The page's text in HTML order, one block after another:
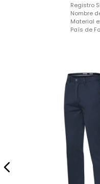
Registro
Nombre
Material
País de